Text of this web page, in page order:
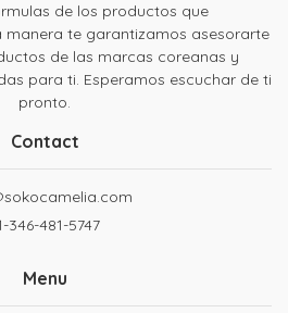
de los productos que
te garantizamos asesorarte
de las marcas coreanas y
para ti. Esperamos escuchar de ti
pronto.
Contact
346-481-5747
Menu